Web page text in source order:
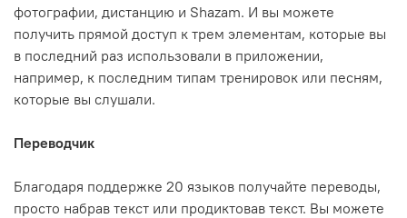
фотографии, дистанцию и Shazam. И вы можете
получить прямой доступ к трем элементам, которые вы
в последний раз использовали в приложении,
например, к последним типам тренировок или песням,
которые вы слушали.
Переводчик
Благодаря поддержке 20 языков получайте переводы,
просто набрав текст или продиктовав текст. Вы можете